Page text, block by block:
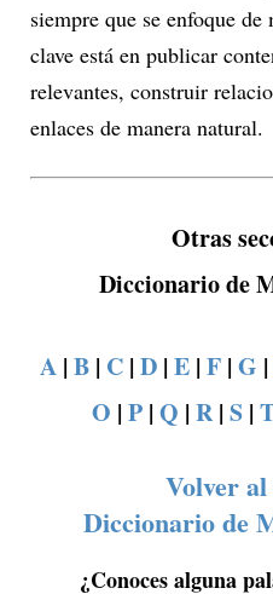
siempre que se enfoque
clave está en publicar
relevantes, construir
enlaces de manera natural.
Otras
Diccionario de
A| B| C| D| E| F| G |
O | P| Q | R| S|
Volver
Diccionario de
¿Conoces alguna